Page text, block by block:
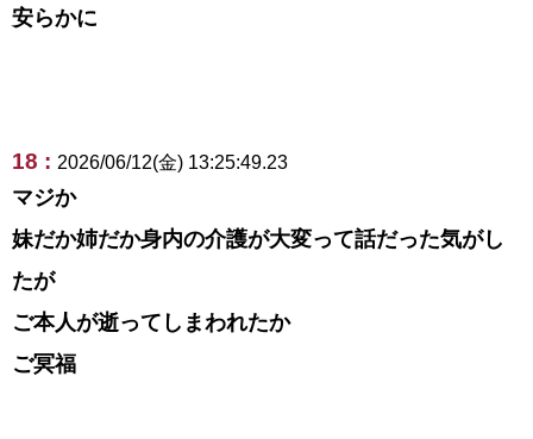
安らかに
18 : 2026/06/12(金) 13:25:49.23
マジか
妹だか姉だか身内の介護が大変って話だった気がし
たが
ご本人が逝ってしまわれたか
ご冥福